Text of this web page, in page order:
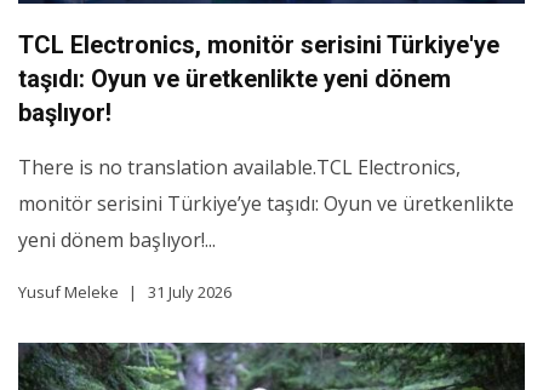
TCL Electronics, monitör serisini Türkiye'ye
taşıdı: Oyun ve üretkenlikte yeni dönem
başlıyor!
There is no translation available.TCL Electronics,
monitör serisini Türkiye’ye taşıdı: Oyun ve üretkenlikte
yeni dönem başlıyor!...
Yusuf Meleke 31 July 2026